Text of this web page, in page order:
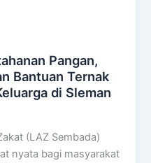
Pangan,
Bantuan Ternak
di Sleman
(LAZ Sembada)
nyata bagi masyarakat